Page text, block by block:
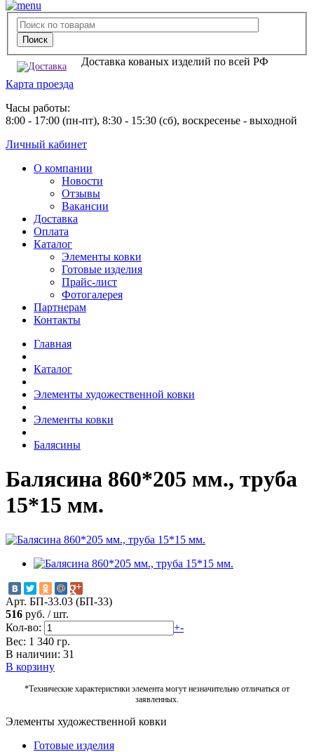
Доставка кованых изделий по всей РФ
Карта проезда
Часы работы:
8:00 - 17:00 (пн-пт), 8:30 - 15:30 (сб), воскресенье - выходной
Личный кабинет
О компании
Новости
Отзывы
Вакансии
Доставка
Оплата
Каталог
Элементы ковки
Готовые изделия
Прайс-лист
Фотогалерея
Партнерам
Контакты
Главная
Каталог
Элементы художественной ковки
Элементы ковки
Балясины
Балясина 860*205 мм., труба
15*15 мм.
Арт. БП-33.03 (БП-33)
516 руб. /шт.
Кол-во:
+-
Вес: 1 340 гр.
В наличии: 31
В корзину
*Технические характеристики элемента могут незначительно отличаться от
заявленных.
Элементы художественной ковки
Готовые изделия